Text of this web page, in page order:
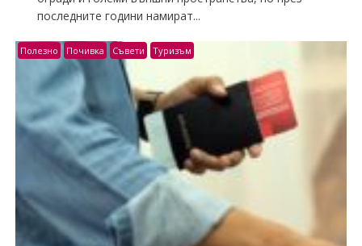
последните години намират...
Полезно Почивка Съвети Туризъм